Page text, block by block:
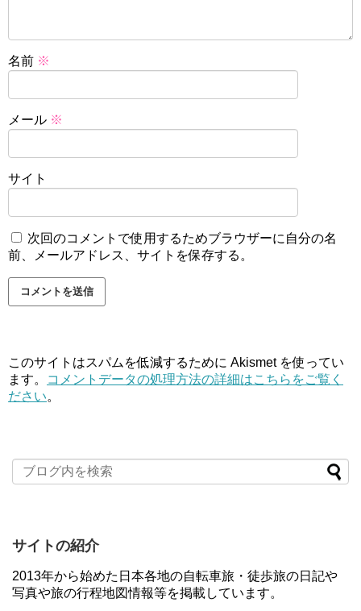
名前 ※
メール ※
サイト
次回のコメントで使用するためブラウザーに自分の名
前、メールアドレス、サイトを保存する。
このサイトはスパムを低減するために Akismet を使ってい
ます。
コメントデータの処理方法の詳細はこちらをご覧く
ださい。
サイトの紹介
2013年から始めた日本各地の自転車旅・徒歩旅の日記や
写真や旅の行程地図情報等を掲載しています。